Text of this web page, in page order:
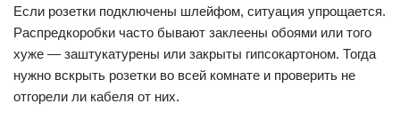
Если розетки подключены шлейфом, ситуация упрощается.
Распредкоробки часто бывают заклеены обоями или того
хуже — заштукатурены или закрыты гипсокартоном. Тогда
нужно вскрыть розетки во всей комнате и проверить не
отгорели ли кабеля от них.